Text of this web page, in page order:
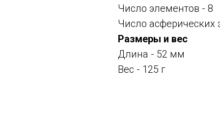
Число элементов - 8
Число асферических
Размеры и вес
Длина - 52 мм
Вес - 125 г